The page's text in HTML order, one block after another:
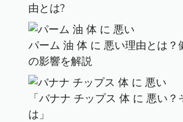
由とは?
パーム 油 体 に 悪い理由とは？
の影響を解説
「バナナ チップス 体 に 悪い？
は」